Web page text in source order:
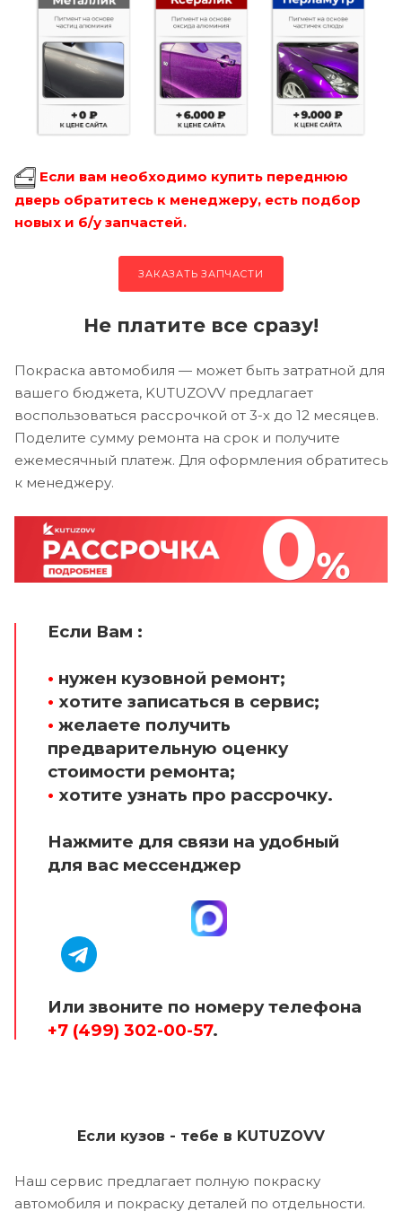
Если вам необходимо купить переднюю
дверь обратитесь к менеджеру, есть подбор
новых и б/у запчастей.
ЗАКАЗАТЬ ЗАПЧАСТИ
Не платите все сразу!
Покраска автомобиля — может быть затратной для
вашего бюджета, KUTUZOVV предлагает
воспользоваться рассрочкой от 3-х до 12 месяцев.
Поделите сумму ремонта на срок и получите
ежемесячный платеж. Для оформления обратитесь
к менеджеру.
Если Вам :
• нужен кузовной ремонт;
• хотите записаться в сервис;
• желаете получить
предварительную оценку
стоимости ремонта;
• хотите узнать про рассрочку.
Нажмите для связи на удобный
для вас мессенджер
Или звоните по номеру телефона
+7 (499) 302-00-57.
Если кузов - тебе в KUTUZOVV
Наш сервис предлагает полную покраску
автомобиля и покраску деталей по отдельности.